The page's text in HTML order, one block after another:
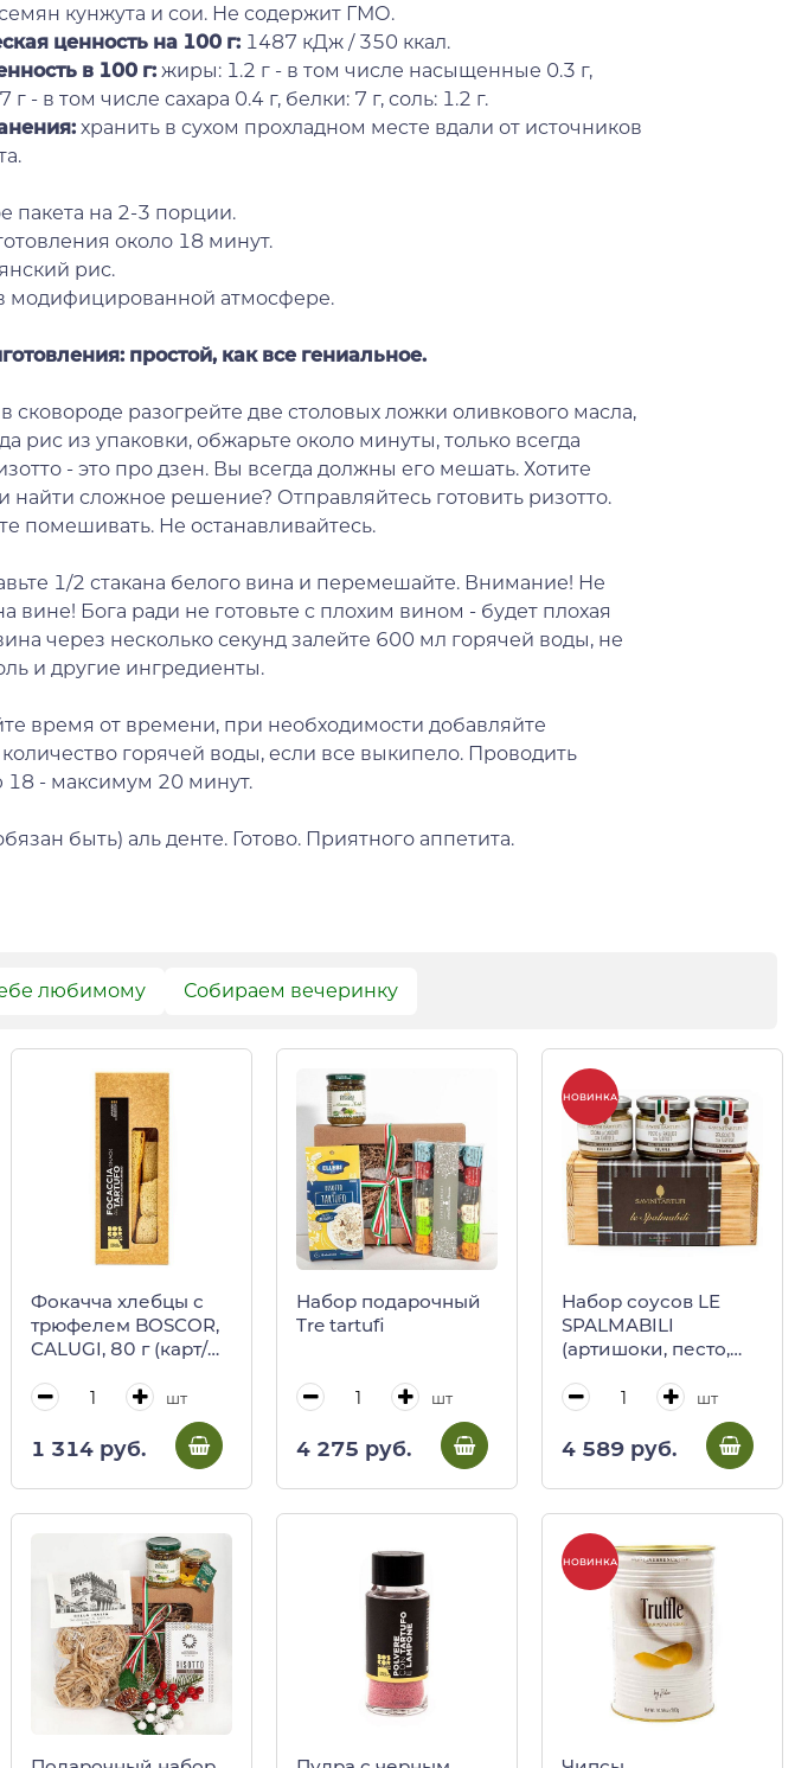
кунжута и сои. Не содержит ГМО.
ценность на 100 г: 1487 кДж / 350 ккал.
в 100 г: жиры: 1.2 г - в том числе насыщенные 0.3 г,
г - в том числе сахара 0.4 г, белки: 7 г, соль: 1.2 г.
хранить в сухом прохладном месте вдали от источников
пакета на 2-3 порции.
около 18 минут.
рис.
модифицированной атмосфере.
простой, как все гениальное.
сковороде разогрейте две столовых ложки оливкового масла,
рис из упаковки, обжарьте около минуты, только всегда
- это про дзен. Вы всегда должны его мешать. Хотите
найти сложное решение? Отправляйтесь готовить ризотто.
помешивать. Не останавливайтесь.
1/2 стакана белого вина и перемешайте. Внимание! Не
вине! Бога ради не готовьте с плохим вином - будет плохая
через несколько секунд залейте 600 мл горячей воды, не
и другие ингредиенты.
время от времени, при необходимости добавляйте
горячей воды, если все выкипело. Проводить
- максимум 20 минут.
быть) аль денте. Готово. Приятного аппетита.
любимому Собираем вечеринку
Фокачча хлебцы с
трюфелем BOSCOR,
CALUGI, 80 г (карт/
шт
1 314 руб.
Набор подарочный
Tre tartufi
шт
4 275 руб.
НОВИНКА
Набор соусов LE
SPALMABILI
(артишоки, песто,
TARTUFI
шт
4 589 руб.
НОВИНКА